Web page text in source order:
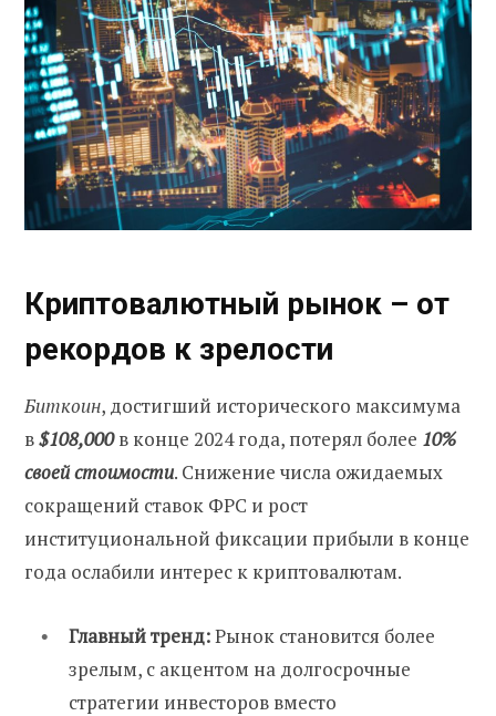
Криптовалютный рынок – от
рекордов к зрелости
Биткоин, достигший исторического максимума
в$108,000в конце 2024 года, потерял более 10%
своей стоимости. Снижение числа ожидаемых
сокращений ставок ФРС и рост
институциональной фиксации прибыли в конце
года ослабили интерес к криптовалютам.
Главный тренд:Рынок становится более
зрелым, с акцентом на долгосрочные
стратегии инвесторов вместо